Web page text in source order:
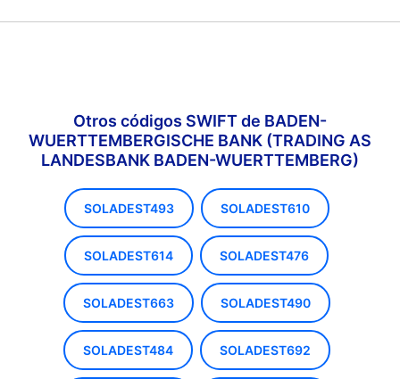
Otros códigos SWIFT de BADEN-
WUERTTEMBERGISCHE BANK (TRADING AS
LANDESBANK BADEN-WUERTTEMBERG)
SOLADEST493 SOLADEST610
SOLADEST614 SOLADEST476
SOLADEST663 SOLADEST490
SOLADEST484 SOLADEST692